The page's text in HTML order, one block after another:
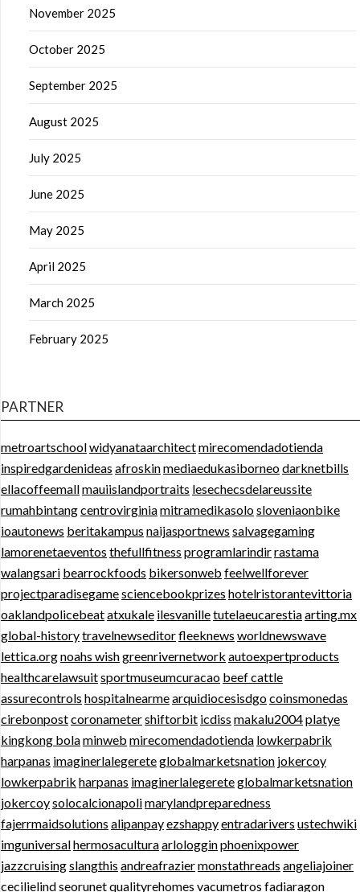
November 2025
October 2025
September 2025
August 2025
July 2025
June 2025
May 2025
April 2025
March 2025
February 2025
PARTNER
metroartschoolwidyanataarchitectmirecomendadotienda
inspiredgardenideas afroskinmediaedukasiborneodarknetbills
ellacoffeemallmauiislandportraits lesechecsdelareussite
rumahbintangcentrovirginiamitramedikasolosloveniaonbike
ioautonews beritakampus naijasportnews salvagegaming
lamorenetaeventos thefullfitness programlarindirrastama
walangsari bearrockfoods bikersonweb feelwellforever
projectparadisegamesciencebookprizes hotelristorantevittoria
oaklandpolicebeatatxukale ilesvanilletutelaeucarestiaarting.mx
global-historytravelnewseditorfleeknews worldnewswave
lettica.orgnoahs wishgreenrivernetwork autoexpertproducts
healthcarelawsuitsportmuseumcuracao beef cattle
assurecontrols hospitalnearmearquidiocesisdgocoinsmonedas
cirebonpostcoronametershiftorbit icdiss makalu2004platye
kingkong bolaminweb mirecomendadotienda lowkerpabrik
harpanas imaginerlalegereteglobalmarketsnation jokercoy
lowkerpabrik harpanas imaginerlalegereteglobalmarketsnation
jokercoysolocalcionapolimarylandpreparedness
fajerrmaidsolutions alipanpayezshappyentradarivers ustechwiki
imguniversalhermosaculturaarlologginphoenixpower
jazzcruisingslangthis andreafraziermonstathreads angeliajoiner
cecilielindseorunetqualityrehomes vacumetros fadiaragon